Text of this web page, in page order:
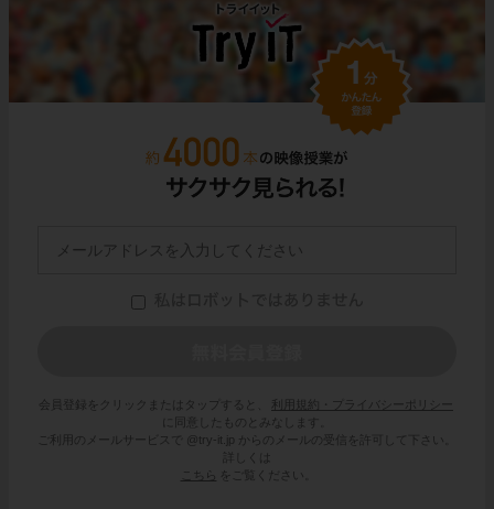
会員登録をクリックまたはタップすると、
利用規約・プライバシーポリシー
に同意したものとみなします。
ご利用のメールサービスで @try-it.jp からのメールの受信を許可して下さい。
詳しくは
こちら
をご覧ください。